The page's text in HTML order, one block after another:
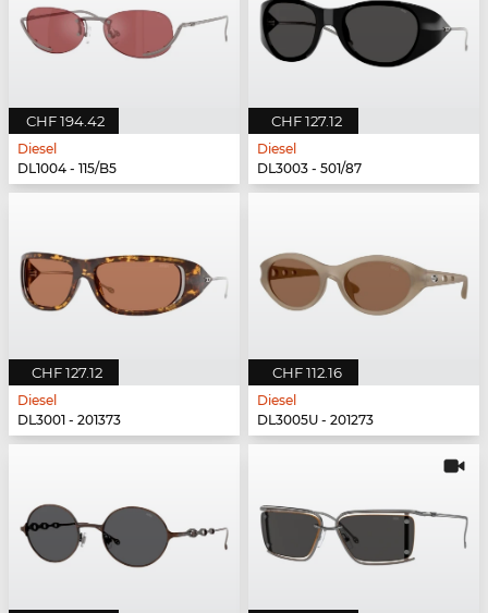
CHF 194.42
Diesel
DL1004 - 115/B5
CHF 127.12
Diesel
DL3003 - 501/87
CHF 127.12
Diesel
DL3001 - 201373
CHF 112.16
Diesel
DL3005U - 201273